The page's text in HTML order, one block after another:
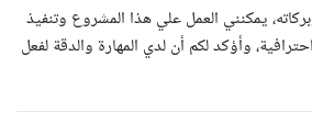
يمكنني العمل علي هذا المشروع وتنفيذ
وأؤكد لكم أن لدي المهارة والدقة لفعل